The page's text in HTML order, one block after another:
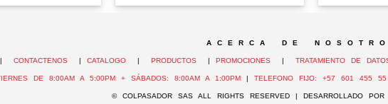
A C E R C A D E N O S O T R O
CONTACTENOS |CATALOGO |PRODUCTOS |PROMOCIONES |TRATAMIENTO DE
DE 8:00AM A 5:00PM + SÁBADOS: 8:00AM A 1:00PM| TELEFONO FIJO: +57 601 455
© COLPASADOR SAS ALL RIGHTS RESERVED | DESARROLLADO POR